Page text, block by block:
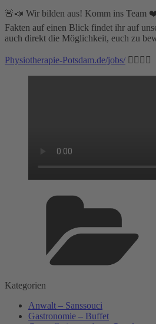
🚨📣 Wir bilden aus! Komm ins Team
Fakten auf einen Blick findet ihr auf
auch direkt die Möglichkeit, euch zu
Physiotherapie-Potsdam.de/jobs/ 🙋🏼‍♀️✨
Kategorien
Anwalt – Sanssouci
Gastronomie – Buffet